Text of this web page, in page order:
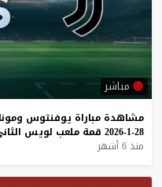
مباشر
مشاهدة مباراة يوفنتوس
28-1-2026
قمة ملعب لويس
منذ 6 أشهر